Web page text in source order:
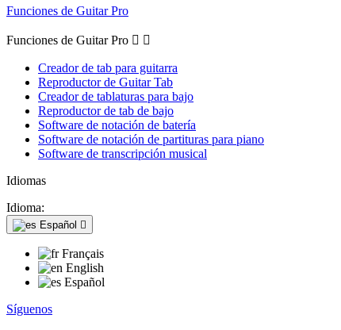
Funciones de Guitar Pro
Funciones de Guitar Pro  
Creador de tab para guitarra
Reproductor de Guitar Tab
Creador de tablaturas para bajo
Reproductor de tab de bajo
Software de notación de batería
Software de notación de partituras para piano
Software de transcripción musical
Idiomas
Idioma:
Español 
Français
English
Español
Síguenos